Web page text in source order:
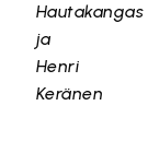
Hautakangas
ja
Henri
Keränen